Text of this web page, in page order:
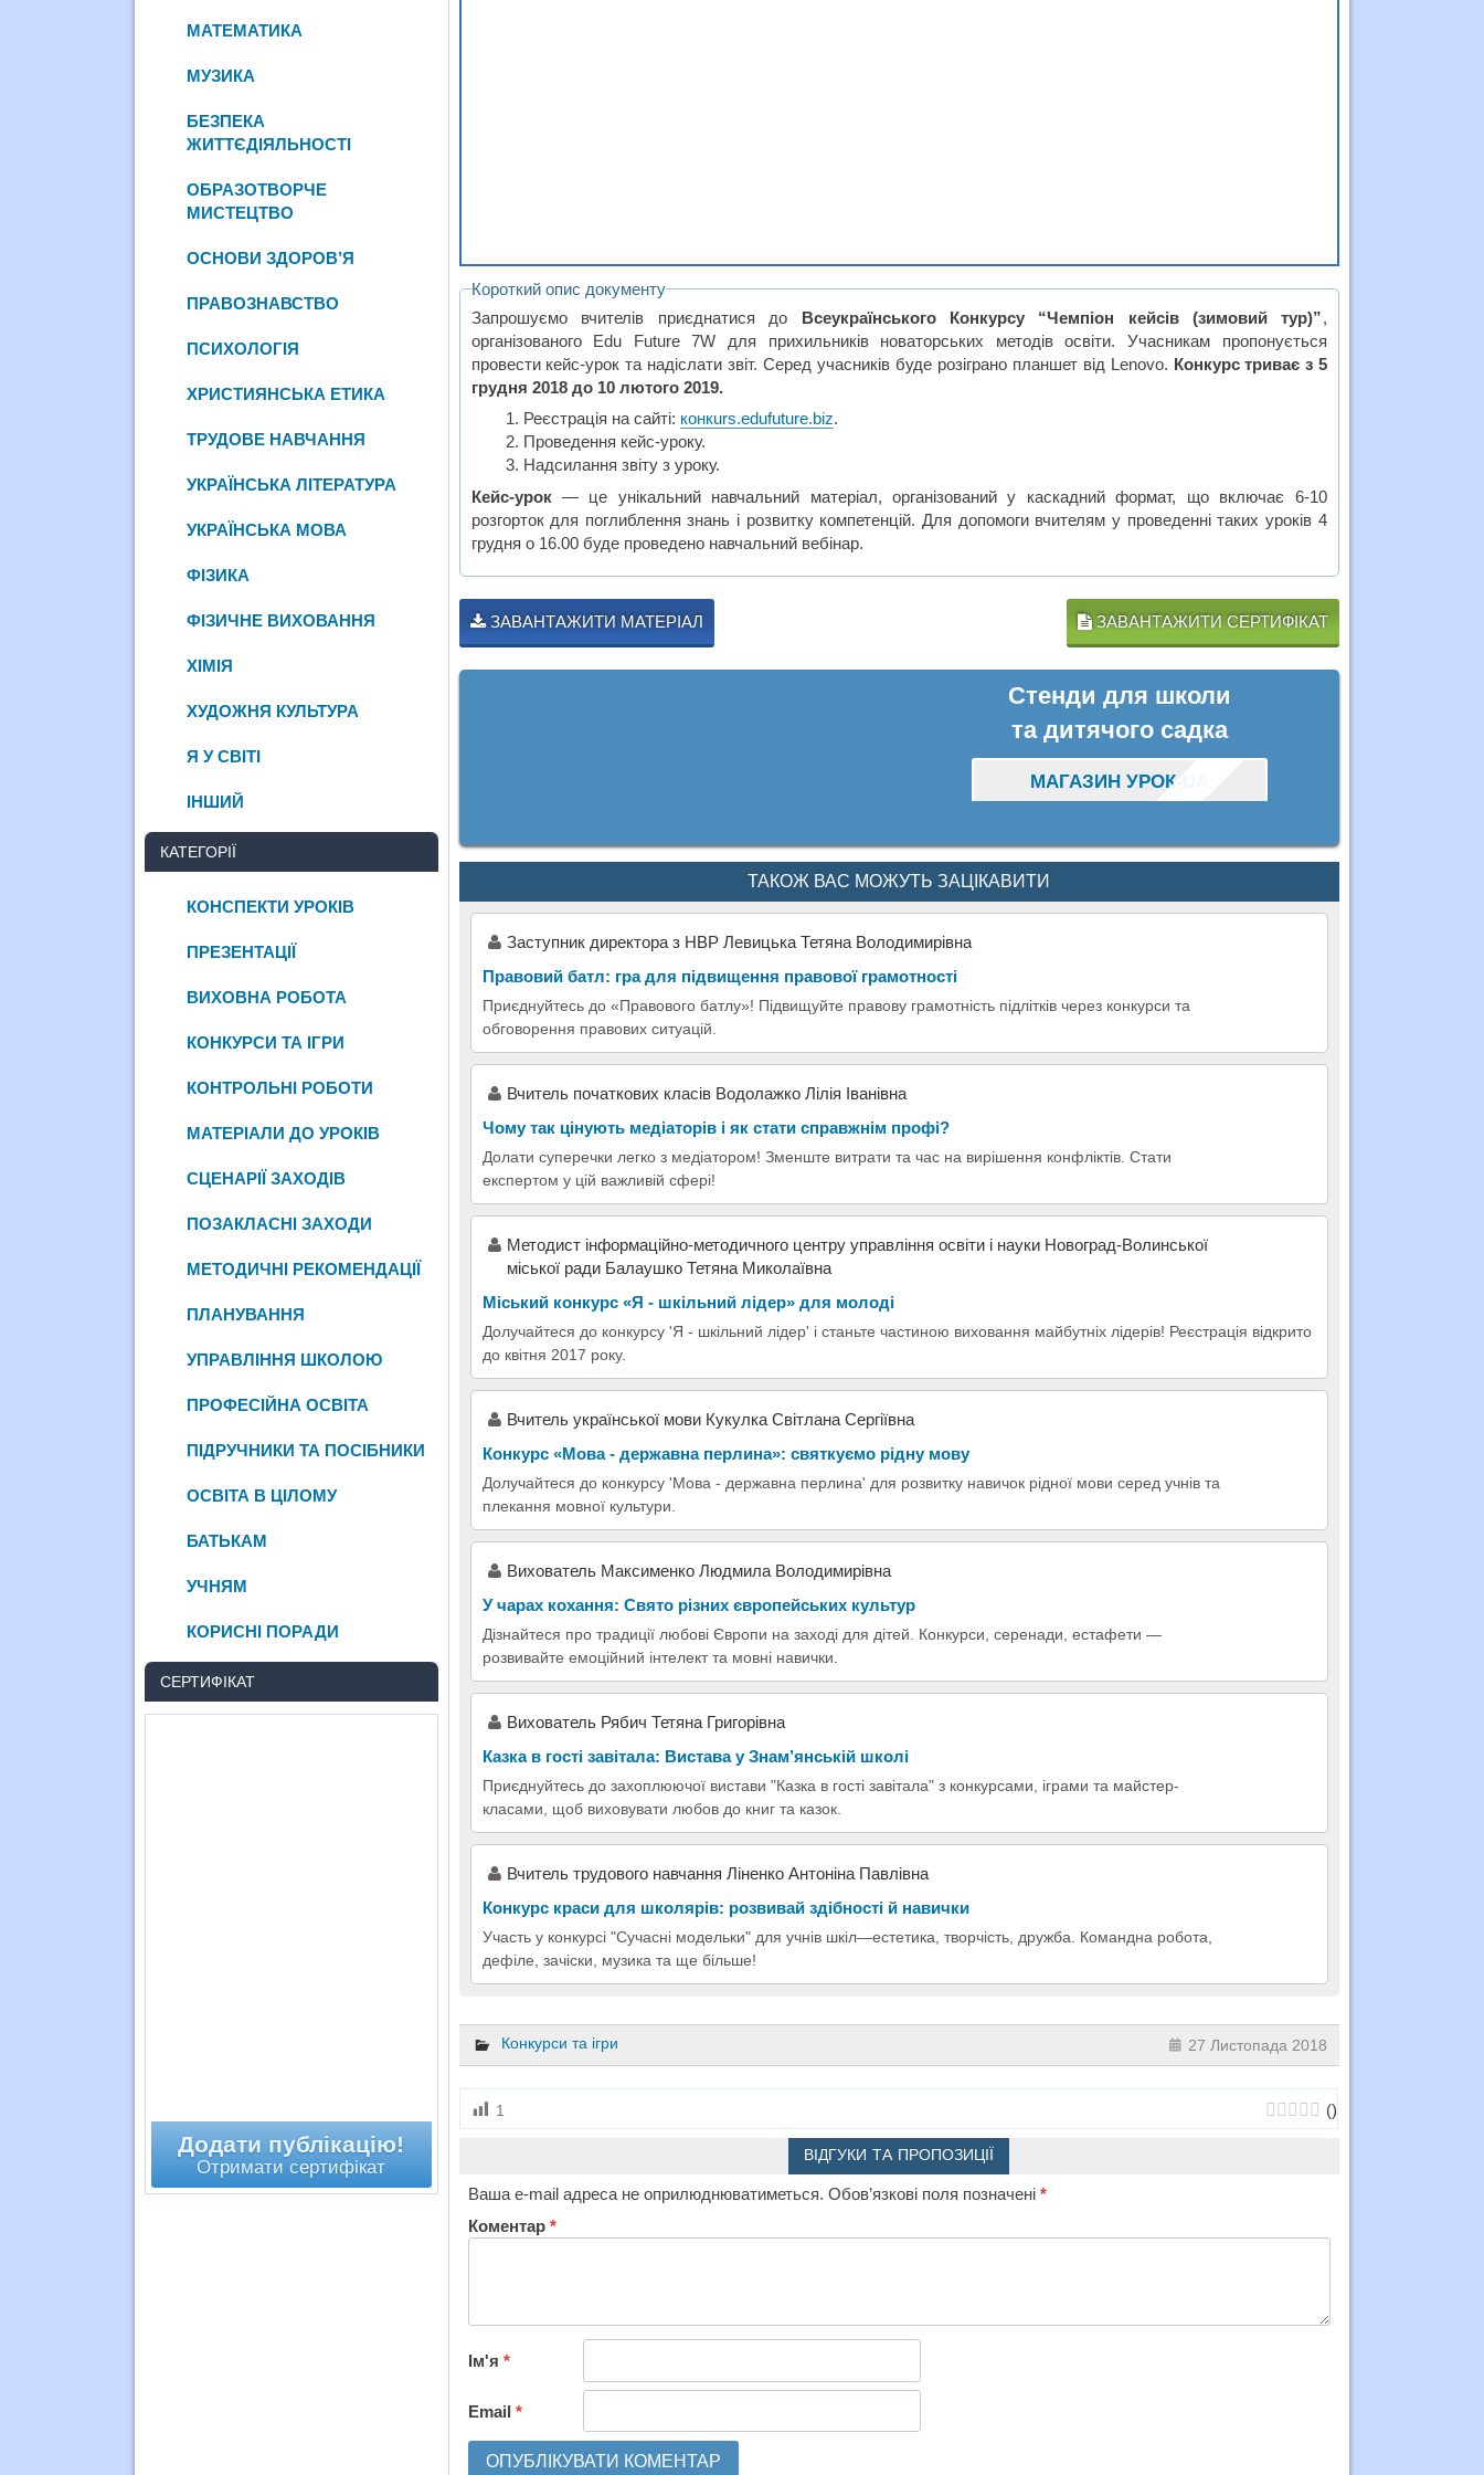
Короткий опис документу
Запрошуємо вчителів приєднатися до Всеукраїнського Конкурсу “Чемпіон кейсів (зимовий тур)”,
організованого Edu Future 7W для прихильників новаторських методів освіти. Учасникам пропонується
провести кейс-урок та надіслати звіт. Серед учасників буде розіграно планшет від Lenovo. Конкурс триває з 5
грудня 2018 до 10 лютого 2019.
Реєстрація на сайті: конкurs.edufuture.biz.
Проведення кейс-уроку.
Надсилання звіту з уроку.
Кейс-урок— це унікальний навчальний матеріал, організований у каскадний формат, що включає 6-10
розгорток для поглиблення знань і розвитку компетенцій. Для допомоги вчителям у проведенні таких уроків 4
грудня о 16.00 буде проведено навчальний вебінар.
ЗАВАНТАЖИТИ МАТЕРІАЛ ЗАВАНТАЖИТИ СЕРТИФІКАТ
Стенди для школи
та дитячого садка
МАГАЗИН УРОК-UA
ТАКОЖ ВАС МОЖУТЬ ЗАЦІКАВИТИ
Заступник директора з НВР Левицька Тетяна Володимирівна
Правовий батл: гра для підвищення правової грамотності
Приєднуйтесь до «Правового батлу»! Підвищуйте правову грамотність підлітків через конкурси та
обговорення правових ситуацій.
Вчитель початкових класів Водолажко Лілія Іванівна
Чому так цінують медіаторів і як стати справжнім профі?
Долати суперечки легко з медіатором! Зменште витрати та час на вирішення конфліктів. Стати
експертом у цій важливій сфері!
Методист інформаційно-методичного центру управління освіти і науки Новоград-Волинської
міської ради Балаушко Тетяна Миколаївна
Міський конкурс «Я - шкільний лідер» для молоді
Долучайтеся до конкурсу 'Я - шкільний лідер' і станьте частиною виховання майбутніх лідерів! Реєстрація відкрито
до квітня 2017 року.
Вчитель української мови Кукулка Світлана Сергіївна
Конкурс «Мова - державна перлина»: святкуємо рідну мову
Долучайтеся до конкурсу 'Мова - державна перлина' для розвитку навичок рідної мови серед учнів та
плекання мовної культури.
Вихователь Максименко Людмила Володимирівна
У чарах кохання: Свято різних європейських культур
Дізнайтеся про традиції любові Європи на заході для дітей. Конкурси, серенади, естафети —
розвивайте емоційний інтелект та мовні навички.
Вихователь Рябич Тетяна Григорівна
Казка в гості завітала: Вистава у Знам’янській школі
Приєднуйтесь до захоплюючої вистави "Казка в гості завітала" з конкурсами, іграми та майстер-
класами, щоб виховувати любов до книг та казок.
Вчитель трудового навчання Ліненко Антоніна Павлівна
Конкурс краси для школярів: розвивай здібності й навички
Участь у конкурсі "Сучасні модельки" для учнів шкіл—естетика, творчість, дружба. Командна робота,
дефіле, зачіски, музика та ще більше!
Конкурси та ігри 27 Листопада 2018
1 ()
ВІДГУКИ ТА ПРОПОЗИЦІЇ
Ваша e-mail адреса не оприлюднюватиметься. Обов’язкові поля позначені *
Коментар *
Ім'я *
Email *
МАТЕМАТИКА
МУЗИКА
БЕЗПЕКА
ЖИТТЄДІЯЛЬНОСТІ
ОБРАЗОТВОРЧЕ
МИСТЕЦТВО
ОСНОВИ ЗДОРОВ’Я
ПРАВОЗНАВСТВО
ПСИХОЛОГІЯ
ХРИСТИЯНСЬКА ЕТИКА
ТРУДОВЕ НАВЧАННЯ
УКРАЇНСЬКА ЛІТЕРАТУРА
УКРАЇНСЬКА МОВА
ФІЗИКА
ФІЗИЧНЕ ВИХОВАННЯ
ХІМІЯ
ХУДОЖНЯ КУЛЬТУРА
Я У СВІТІ
ІНШИЙ
КАТЕГОРІЇ
КОНСПЕКТИ УРОКІВ
ПРЕЗЕНТАЦІЇ
ВИХОВНА РОБОТА
КОНКУРСИ ТА ІГРИ
КОНТРОЛЬНІ РОБОТИ
МАТЕРІАЛИ ДО УРОКІВ
СЦЕНАРІЇ ЗАХОДІВ
ПОЗАКЛАСНІ ЗАХОДИ
МЕТОДИЧНІ РЕКОМЕНДАЦІЇ
ПЛАНУВАННЯ
УПРАВЛІННЯ ШКОЛОЮ
ПРОФЕСІЙНА ОСВІТА
ПІДРУЧНИКИ ТА ПОСІБНИКИ
ОСВІТА В ЦІЛОМУ
БАТЬКАМ
УЧНЯМ
КОРИСНІ ПОРАДИ
СЕРТИФІКАТ
Додати публікацію!
Отримати сертифікат